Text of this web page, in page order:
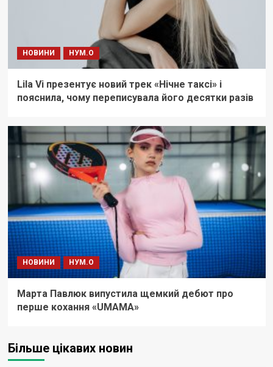
НОВИНИ НУМ.О
Lila Vi презентує новий трек «Нічне таксі» і
пояснила, чому переписувала його десятки разів
НОВИНИ НУМ.О
Марта Павлюк випустила щемкий дебют про
перше кохання «UМАМА»
Більше цікавих новин